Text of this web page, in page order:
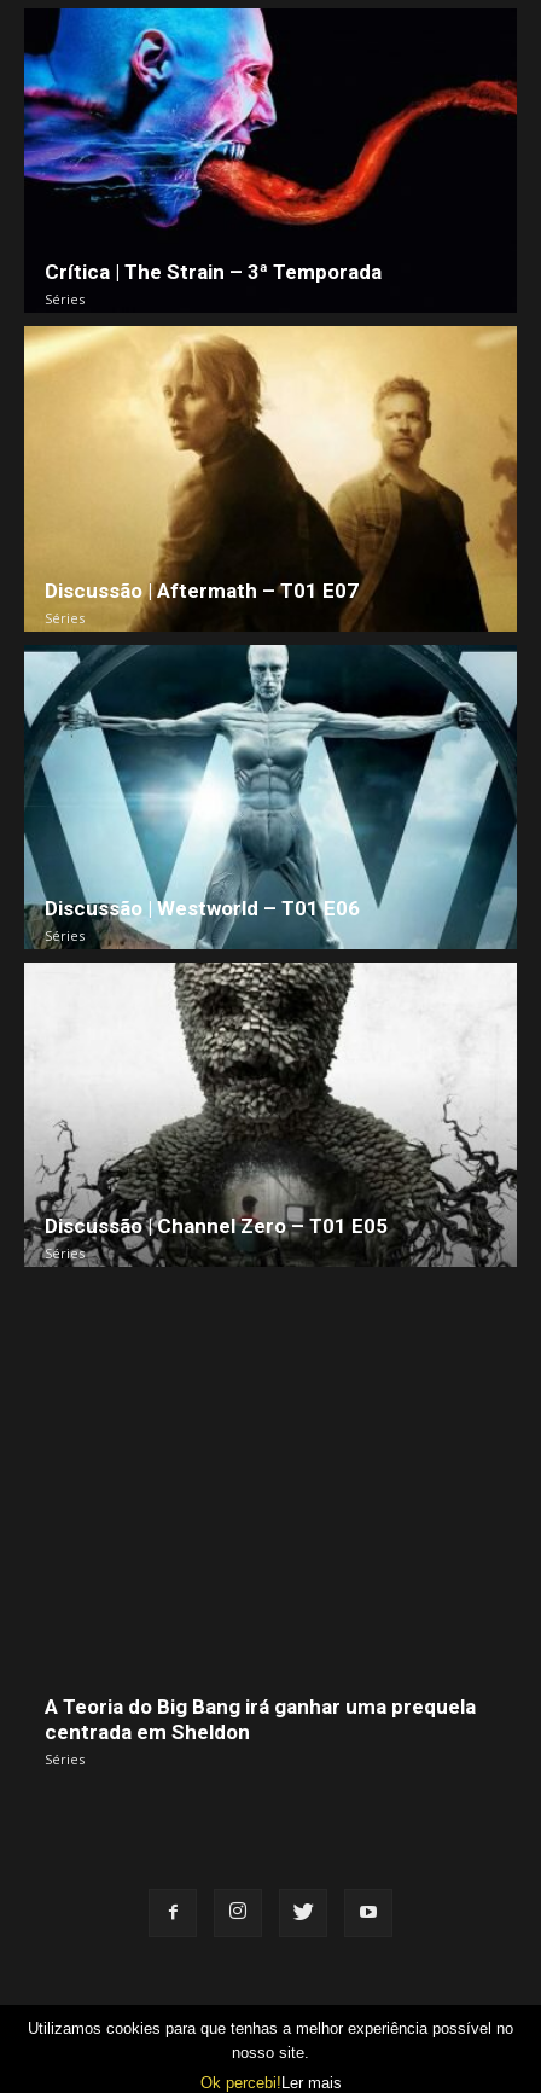
Crítica | The Strain – 3ª Temporada
Séries
Discussão | Aftermath – T01 E07
Séries
Discussão | Westworld – T01 E06
Séries
Discussão | Channel Zero – T01 E05
Séries
A Teoria do Big Bang irá ganhar uma prequela
centrada em Sheldon
Séries
Equipa Contacto FAQ Candidaturas Termos e Condições
© Cubo Geek, todos os direitos reservados
Utilizamos cookies para que tenhas a melhor experiência possível no
nosso site.
Ok percebi! Ler mais